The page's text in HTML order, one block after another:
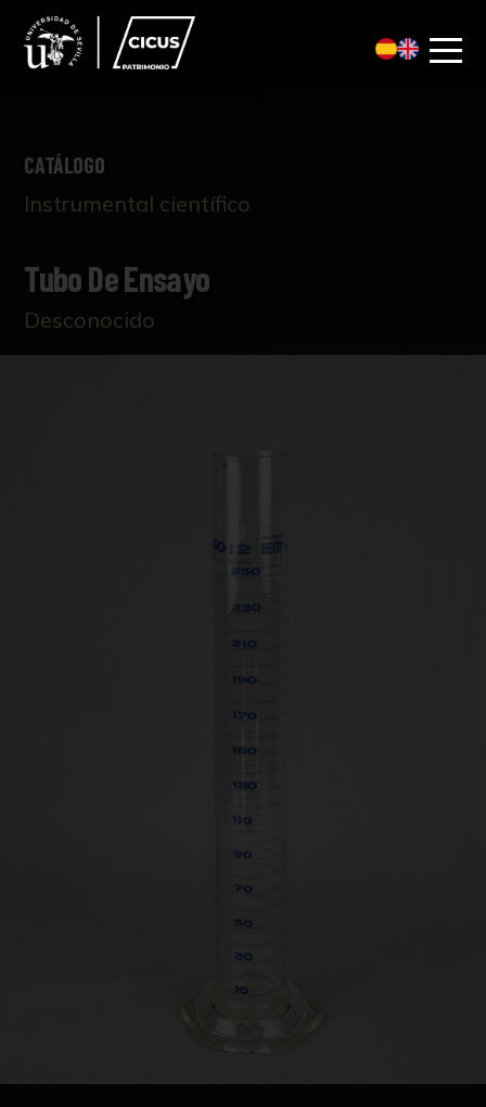
CATÁLOGO
Instrumental científico
Tubo De Ensayo
Desconocido